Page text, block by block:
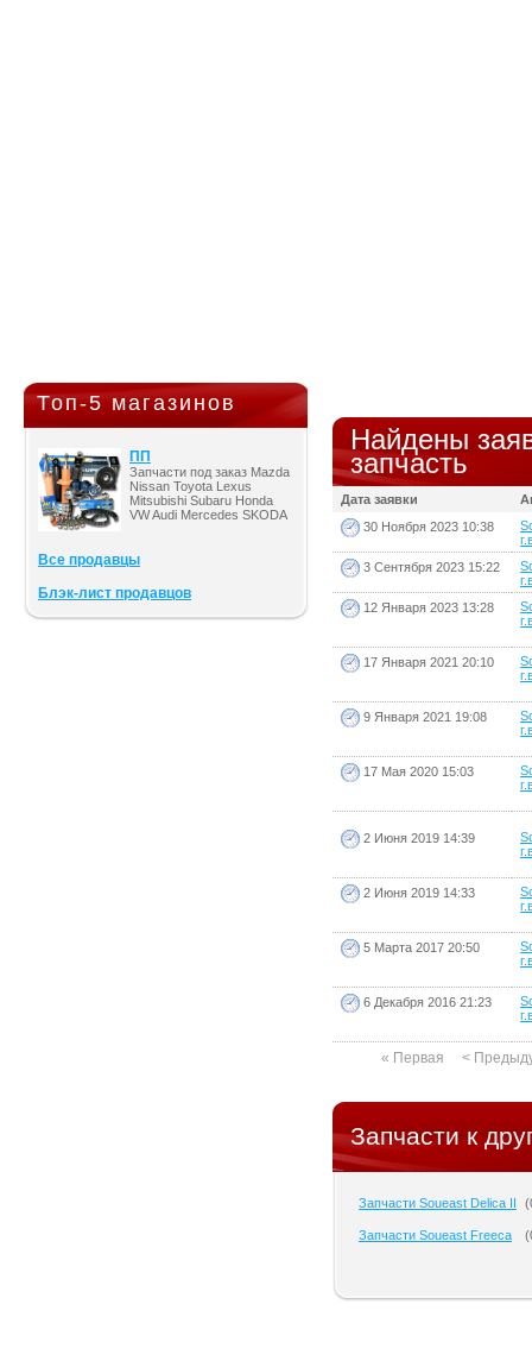
Топ-5 магазинов
ПП
Запчасти под заказ Mazda
Nissan Toyota Lexus
Mitsubishi Subaru Honda
VW Audi Mercedes SKODA
Все продавцы
Блэк-лист продавцов
Найдены
запчасть
Дата заявки
30 Ноября 2023 10:38
3 Сентября 2023 15:22
12 Января 2023 13:28
17 Января 2021 20:10
9 Января 2021 19:08
17 Мая 2020 15:03
2 Июня 2019 14:39
2 Июня 2019 14:33
5 Марта 2017 20:50
6 Декабря 2016 21:23
« Первая <
Запчасти к
Запчасти Soueast Delica II (
Запчасти Soueast Freeca (